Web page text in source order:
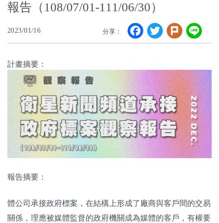
第25屆台灣兒童及少年優質節目活動官網
監督觀察
優質兒少
媒體素養
申訴
捐款支持
報告（108/07/01-111/06/30）
2023/01/16 分享： Facebook
Twitter
Plurk
計畫摘要：
報告摘要：
體公司承接政府標案，在結構上形成了廠商與客戶間的交易
關係，理應被媒體監督的政府機關成為媒體的客戶，有權要